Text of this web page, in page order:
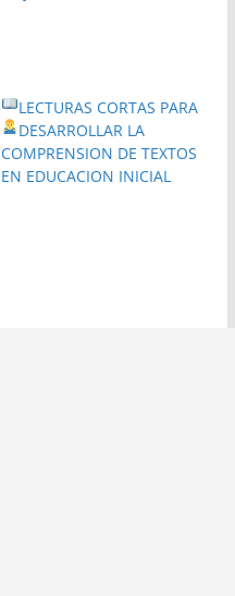
LECTURAS CORTAS PARA
DESARROLLAR LA
COMPRENSION DE TEXTOS
EN EDUCACION INICIAL